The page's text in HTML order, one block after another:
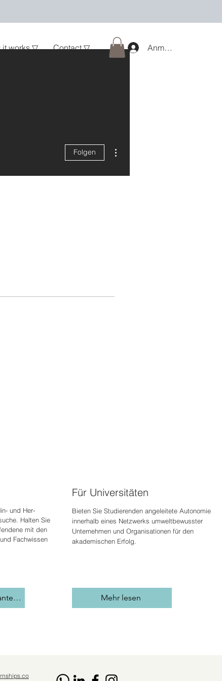
it works ▽ Contact ▽ Anmelden
Folgen
Für Universitäten
und Her-
Halten Sie
e mit den
Fachwissen
Bieten Sie Studierenden angeleitete Autonomie
innerhalb eines Netzwerks umweltbewusster
Unternehmen und Organisationen für den
akademischen Erfolg.
Stellen Sie einen Praktikanten ein Mehr lesen